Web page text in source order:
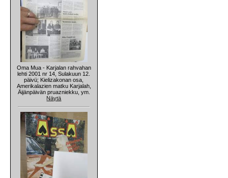
Oma Mua - Karjalan rahvahan
lehti 2001 nr 14, Sulakuun 12.
päivü; Kielizakonan osa,
Amerikalazien matku Karjalah,
Äijänpäivän pruazniekku, ym.
Näytä